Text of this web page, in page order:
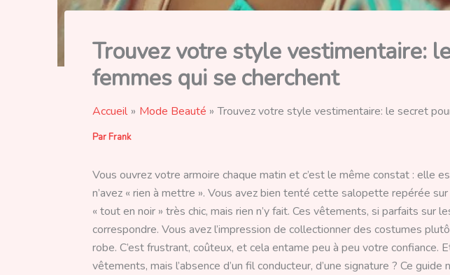
Trouvez votre style vestimentaire:
femmes qui se cherchent
Accueil Mode Beauté Trouvez votre style vestimentaire: le secret
Par Frank
Vous ouvrez votre armoire chaque matin et c’est le même constat : elle
n’avez « rien à mettre ». Vous avez bien tenté cette salopette repérée
« tout en noir » très chic, mais rien n’y fait. Ces vêtements, si parfaits sur
correspondre. Vous avez l’impression de collectionner des costumes
robe. C’est frustrant, coûteux, et cela entame peu à peu votre confiance.
vêtements, mais l’absence d’un fil conducteur, d’une signature ? Ce